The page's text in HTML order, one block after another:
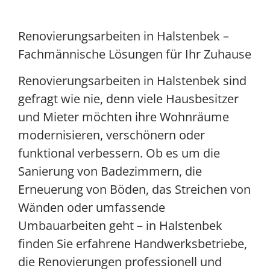
Renovierungsarbeiten in Halstenbek –
Fachmännische Lösungen für Ihr Zuhause
Renovierungsarbeiten in Halstenbek sind
gefragt wie nie, denn viele Hausbesitzer
und Mieter möchten ihre Wohnräume
modernisieren, verschönern oder
funktional verbessern. Ob es um die
Sanierung von Badezimmern, die
Erneuerung von Böden, das Streichen von
Wänden oder umfassende
Umbauarbeiten geht – in Halstenbek
finden Sie erfahrene Handwerksbetriebe,
die Renovierungen professionell und